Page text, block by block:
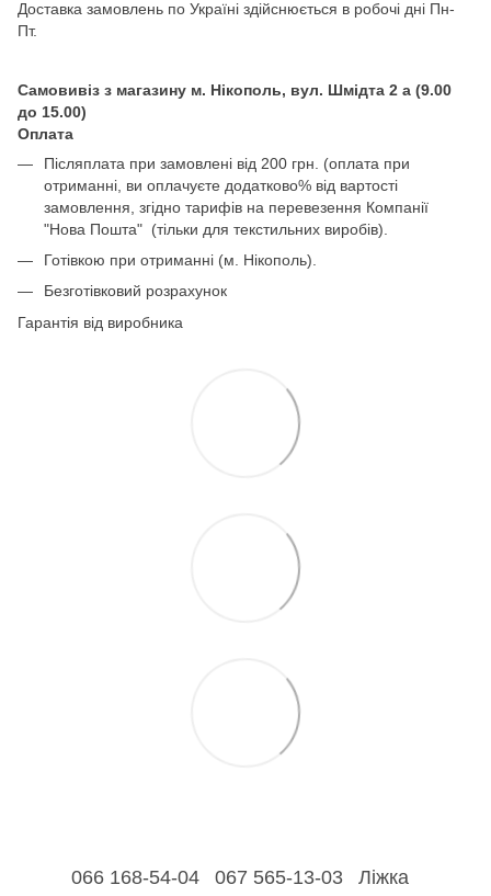
Доставка замовлень по Україні здійснюється в робочі дні Пн-
Пт.
Самовивіз з магазину м. Нікополь, вул. Шмідта 2 а (9.00
до 15.00)
Оплата
Післяплата при замовлені від 200 грн. (оплата при
отриманні, ви оплачуєте додатково% від вартості
замовлення, згідно тарифів на перевезення Компанії
"Нова Пошта" (тільки для текстильних виробів).
Готівкою при отриманні (м. Нікополь).
Безготівковий розрахунок
Гарантія від виробника
066 168-54-04 067 565-13-03 Ліжка